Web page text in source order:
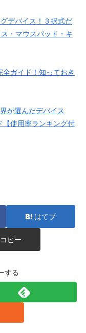
デバイス！３択式だ
・マウスパッド・キ
全ガイド！知っておき
が選んだデバイス
使用率ランキング付
はてブ
コピー
する